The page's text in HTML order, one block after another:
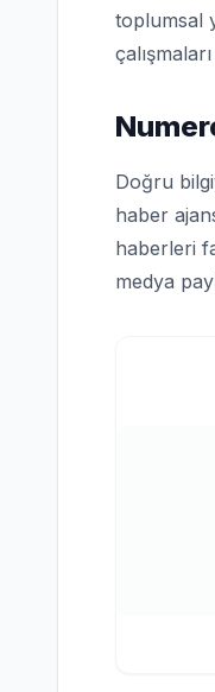
toplumsal
Doğru
haber
haberleri
medya